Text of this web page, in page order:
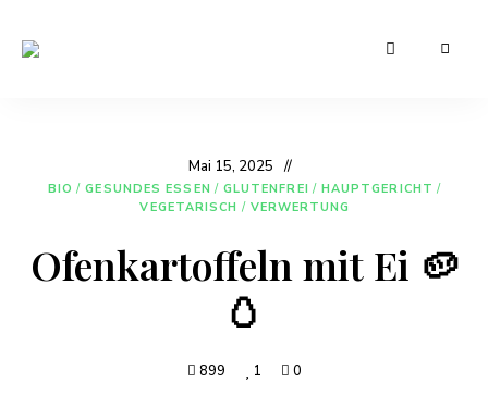
Mai 15, 2025
BIO / GESUNDES ESSEN / GLUTENFREI / HAUPTGERICHT /
VEGETARISCH / VERWERTUNG
Ofenkartoffeln mit Ei 🥔
🥚
899 1 0